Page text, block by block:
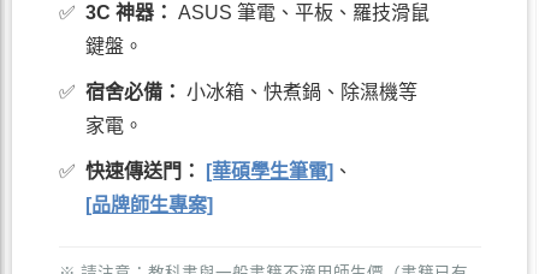
✅ 3C 神器： ASUS 筆電、平板、羅技滑鼠
鍵盤。
✅ 宿舍必備： 小冰箱、快煮鍋、除濕機等
家電。
✅ 快速傳送門： [華碩學生筆電] 、
[品牌師生專案]